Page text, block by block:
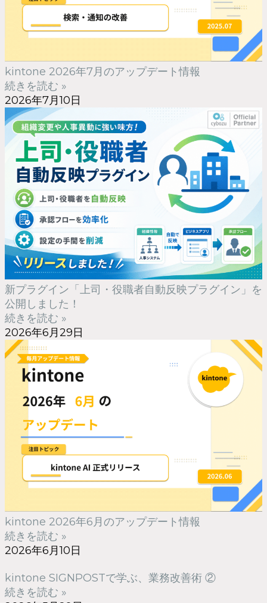
kintone 2026年7月のアップデート情報
続きを読む »
2026年7月10日
新プラグイン「上司・役職者自動反映プラグイン」を
公開しました！
続きを読む »
2026年6月29日
kintone 2026年6月のアップデート情報
続きを読む »
2026年6月10日
kintone SIGNPOSTで学ぶ、業務改善術 ②
続きを読む »